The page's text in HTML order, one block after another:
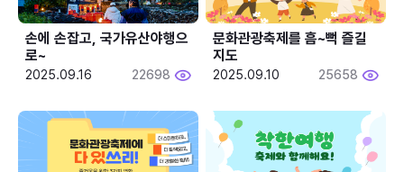
손에 손잡고, 국가유산야행으
로~
2025.09.16 22698
문화관광축제를 흠~뻑 즐길
지도
2025.09.10 25658